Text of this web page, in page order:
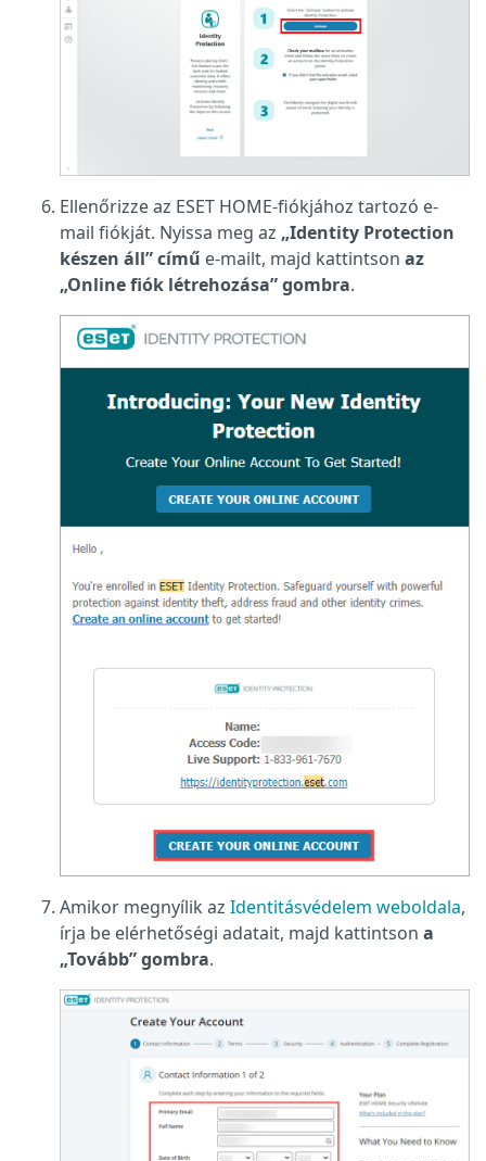
Ellenőrizze az ESET HOME-fiókjához tartozó e-
mail fiókját. Nyissa meg az „Identity Protection
készen áll” című e-mailt, majd kattintson az
„Online fiók létrehozása” gombra.
Amikor megnyílik az Identitásvédelem weboldala,
írja be elérhetőségi adatait, majd kattintson a
„Tovább” gombra.